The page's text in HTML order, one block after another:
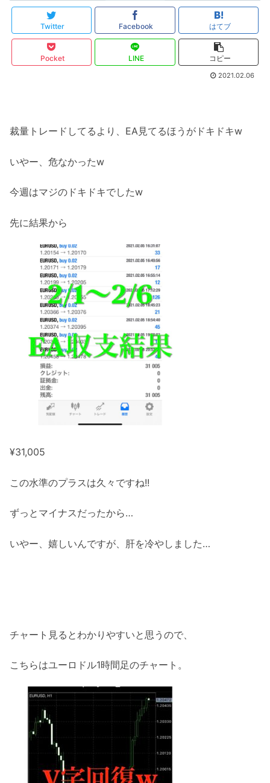
Twitter Facebook はてブ
Pocket LINE コピー
2021.02.06
裁量トレードしてるより、EA見てるほうがドキドキw
いやー、危なかったw
今週はマジのドキドキでしたw
先に結果から
¥31,005
この水準のプラスは久々ですね!!
ずっとマイナスだったから…
いやー、嬉しいんですが、肝を冷やしました…
チャート見るとわかりやすいと思うので、
こちらはユーロドル1時間足のチャート。